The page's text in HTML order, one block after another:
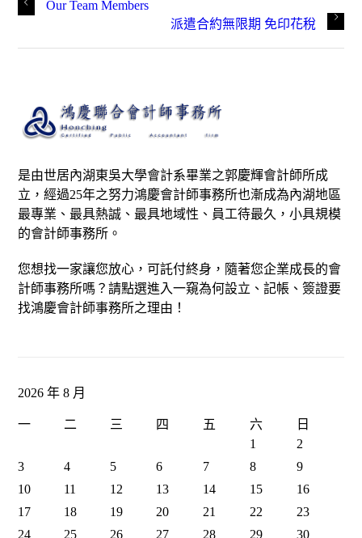
Our Team Members
派遣合約無限期 免印花稅
是由世居內湖東吳大學會計系畢業之郭慶輝會計師所成
立，經過25年之努力鴻慶會計師事務所也漸成為內湖地區
最專業、最具熱誠、最具地域性、員工待最久，小具規模
的會計師事務所。
您想找一家讓您放心，可託付終身，隨著您企業成長的會
計師事務所嗎？請點選進入一窺為何設立、記帳、簽證要
找鴻慶會計師事務所之理由！
2026 年 8 月
一 二 三 四 五 六
日
1
2
3
4 5 6 7 8
9
10
11 12 13 14 15
16
17
18 19 20 21 22
23
24
25 26 27 28 29
30